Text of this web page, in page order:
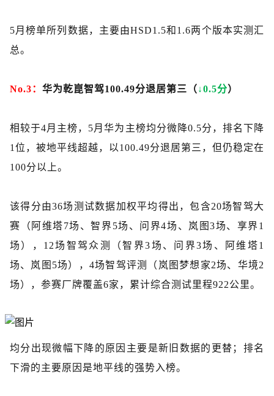
5月榜单所列数据，主要由HSD1.5和1.6两个版本实测汇
总。
No.3： 华为乾崑智驾100.49分退居第三（ ↓0.5分）
相较于4月主榜，5月华为主榜均分微降0.5分，排名下降
1位，被地平线超越，以100.49分退居第三，但仍稳定在
100分以上。
该得分由36场测试数据加权平均得出，包含20场智驾大
赛（阿维塔7场、智界5场、问界4场、岚图3场、享界1
场），12场智驾众测（智界3场、问界3场、阿维塔1
场、岚图5场），4场智驾评测（岚图梦想家2场、华境2
场），参赛厂牌覆盖6家，累计综合测试里程922公里。
均分出现微幅下降的原因主要是新旧数据的更替；排名
下滑的主要原因是地平线的强势入榜。